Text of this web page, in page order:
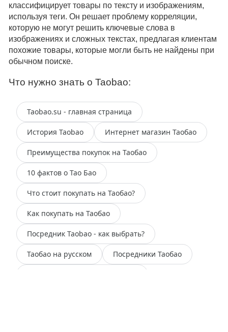
классифицирует товары по тексту и изображениям,
используя теги. Он решает проблему корреляции,
которую не могут решить ключевые слова в
изображениях и сложных текстах, предлагая клиентам
похожие товары, которые могли быть не найдены при
обычном поиске.
Что нужно знать о Taobao:
Taobao.su - главная страница
История Taobao Интернет магазин Таобао
Преимущества покупок на Таобао
10 фактов о Тао Бао
Что стоит покупать на Таобао?
Как покупать на Таобао
Посредник Taobao - как выбрать?
Таобао на русском Посредники Таобао